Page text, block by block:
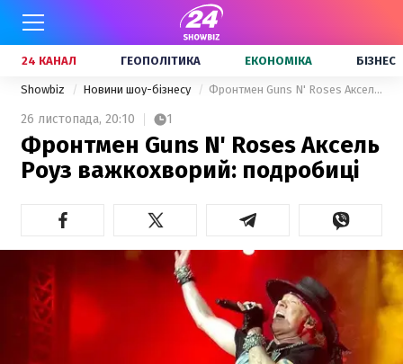
24 КАНАЛ ГЕОПОЛІТИКА ЕКОНОМІКА БІЗНЕС
Showbiz Новини шоу-бізнесу Фронтмен Guns N' Roses Аксель Роуз важкохворий: подробиці
26 листопада, 20:10 1
Фронтмен Guns N' Roses Аксель
Роуз важкохворий: подробиці